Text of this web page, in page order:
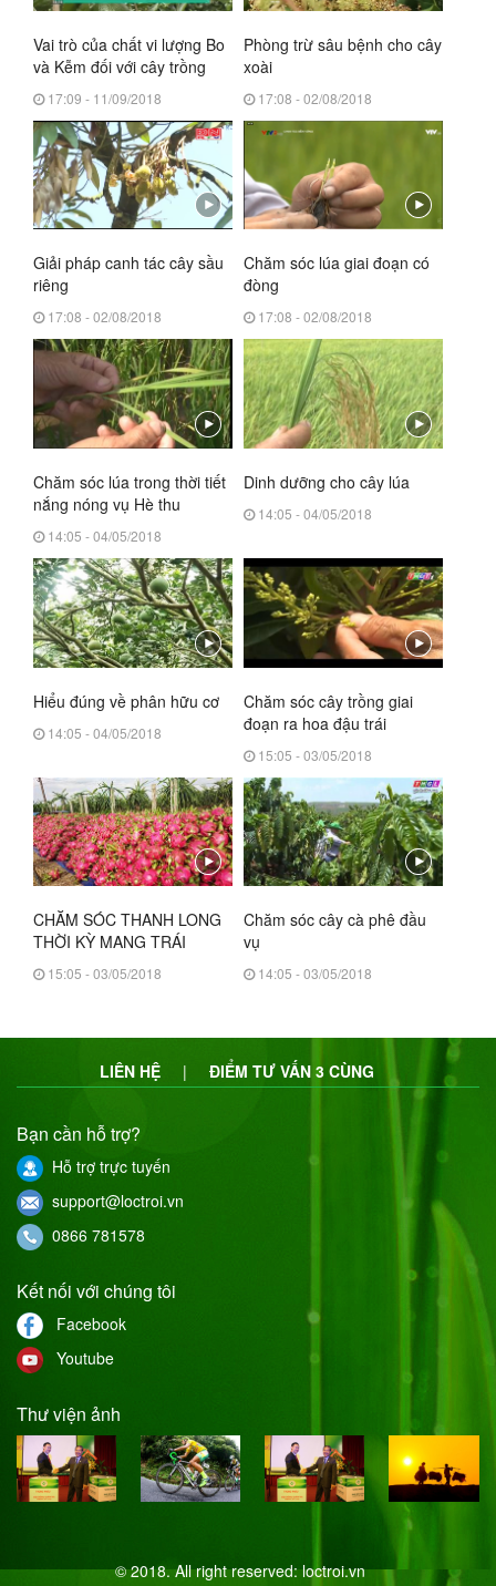
Vai trò của chất vi lượng Bo
và Kễm đối với cây trồng
17:09 - 11/09/2018
Phòng trừ sâu bệnh cho cây
xoài
17:08 - 02/08/2018
Giải pháp canh tác cây sầu
riêng
17:08 - 02/08/2018
Chăm sóc lúa giai đoạn có
đòng
17:08 - 02/08/2018
Chăm sóc lúa trong thời tiết
nắng nóng vụ Hè thu
14:05 - 04/05/2018
Dinh dưỡng cho cây lúa
14:05 - 04/05/2018
Hiểu đúng về phân hữu cơ
14:05 - 04/05/2018
Chăm sóc cây trồng giai
đoạn ra hoa đậu trái
15:05 - 03/05/2018
CHĂM SÓC THANH LONG
THỜI KỲ MANG TRÁI
15:05 - 03/05/2018
Chăm sóc cây cà phê đầu
vụ
14:05 - 03/05/2018
LIÊN HỆ | ĐIỂM TƯ VẤN 3 CÙNG
Bạn cần hỗ trợ?
Hỗ trợ trực tuyến
support@loctroi.vn
0866 781578
Kết nối với chúng tôi
Facebook
Youtube
Thư viện ảnh
© 2018. All right reserved:loctroi.vn